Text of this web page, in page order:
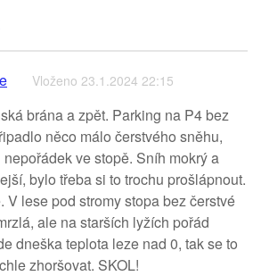
Vloženo 23.1.2024 22:15
brána a zpět. Parking na P4 bez
něco málo čerstvého sněhu,
ve stopě. Sníh mokrý a
bylo třeba si to trochu prošlápnout.
V lese pod stromy stopa bez čerstvé
ale na starších lyžích pořád
dneška teplota leze nad 0, tak se to
zhoršovat. SKOL!